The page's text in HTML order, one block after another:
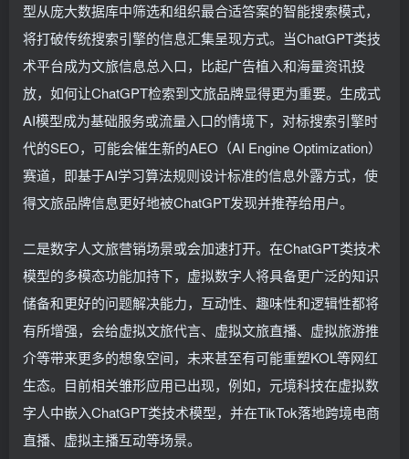
型从庞大数据库中筛选和组织最合适答案的智能搜索模式，
将打破传统搜索引擎的信息汇集呈现方式。当ChatGPT类技
术平台成为文旅信息总入口，比起广告植入和海量资讯投
放，如何让ChatGPT检索到文旅品牌显得更为重要。生成式
AI模型成为基础服务或流量入口的情境下，对标搜索引擎时
代的SEO，可能会催生新的AEO（AI Engine Optimization）
赛道，即基于AI学习算法规则设计标准的信息外露方式，使
得文旅品牌信息更好地被ChatGPT发现并推荐给用户。
二是数字人文旅营销场景或会加速打开。在ChatGPT类技术
模型的多模态功能加持下，虚拟数字人将具备更广泛的知识
储备和更好的问题解决能力，互动性、趣味性和逻辑性都将
有所增强，会给虚拟文旅代言、虚拟文旅直播、虚拟旅游推
介等带来更多的想象空间，未来甚至有可能重塑KOL等网红
生态。目前相关雏形应用已出现，例如，元境科技在虚拟数
字人中嵌入ChatGPT类技术模型，并在TikTok落地跨境电商
直播、虚拟主播互动等场景。